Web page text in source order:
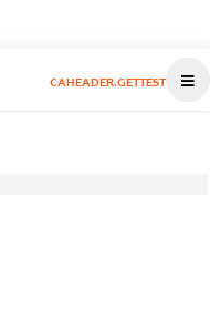
CAHEADER.GETTEST